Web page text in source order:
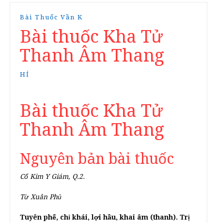
Bài Thuốc Vần K
Bài thuốc Kha Tử
Thanh Âm Thang
HÍ
Bài thuốc Kha Tử
Thanh Âm Thang
Nguyên bản bài thuốc
Cổ Kim Y Giám, Q.2.
Từ Xuân Phủ
Tuyên phế, chỉ khái, lợi hầu, khai âm (thanh). Trị